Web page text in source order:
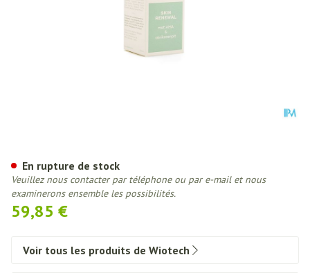
59,85 €
En rupture de stock
Veuillez nous contacter par téléphone ou par e-mail et nous
examinerons ensemble les possibilités.
Voir tous les produits de Wiotech